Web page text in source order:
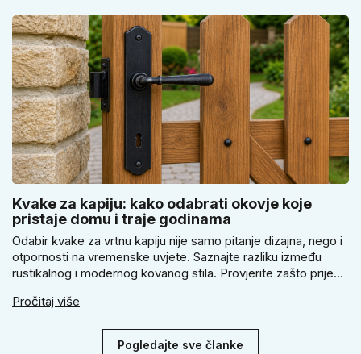
Kvake za kapiju: kako odabrati okovje koje
pristaje domu i traje godinama
Odabir kvake za vrtnu kapiju nije samo pitanje dizajna, nego i
otpornosti na vremenske uvjete. Saznajte razliku između
rustikalnog i modernog kovanog stila. Provjerite zašto prije
se zbog veće sigurnosti isplati odabrati kvaku s kuglom za
Pročitaj više
Pogledajte sve članke